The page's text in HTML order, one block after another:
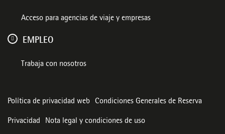
Acceso para agencias de viaje y empresas
EMPLEO
Trabaja con nosotros
Política de privacidad web Condiciones Generales de Reserva
Privacidad Nota legal y condiciones de uso